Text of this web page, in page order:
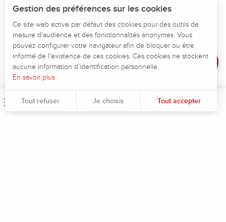
Menu
Dénivelé
Altitude minimum :
64 m
Dénivelé total négatif :
-162 m
Dénivelé positif maximum :
69 m
Dénivelé négatif maximum :
-59 m
Gestion des préférences sur les cookies
Ce site web active par défaut des cookies pour des outils de
mesure d'audience et des fonctionnalités anonymes. Vous
pouvez configurer votre navigateur afin de bloquer ou être
informé de l'existence de ces cookies. Ces cookies ne stockent
aucune information d’identification personnelle.
En savoir plus
Tout refuser Je choisis Tout accepter